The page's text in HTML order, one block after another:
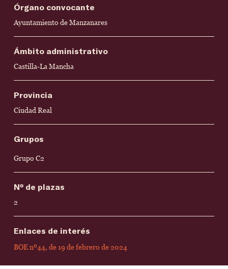
Órgano convocante
Ayuntamiento de Manzanares
Ámbito administrativo
Castilla-La Mancha
Provincia
Ciudad Real
Grupos
Grupo C2
Nº de plazas
2
Enlaces de interés
BOE nº44, de 19 de febrero de 2024